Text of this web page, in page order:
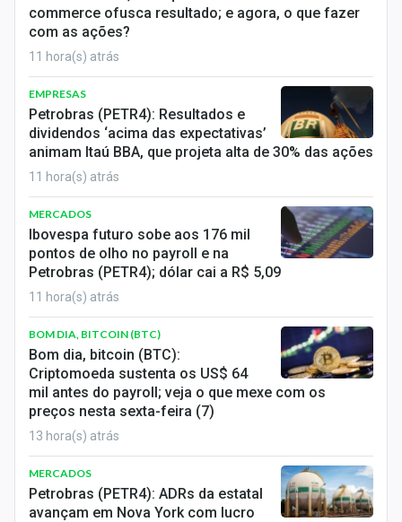
commerce ofusca resultado; e agora, o que fazer
com as ações?
11 hora(s) atrás
EMPRESAS
Petrobras (PETR4): Resultados e
dividendos ‘acima das expectativas’
animam Itaú BBA, que projeta alta de 30% das ações
11 hora(s) atrás
MERCADOS
Ibovespa futuro sobe aos 176 mil
pontos de olho no payroll e na
Petrobras (PETR4); dólar cai a R$ 5,09
11 hora(s) atrás
BOM DIA, BITCOIN (BTC)
Bom dia, bitcoin (BTC):
Criptomoeda sustenta os US$ 64
mil antes do payroll; veja o que mexe com os
preços nesta sexta-feira (7)
13 hora(s) atrás
MERCADOS
Petrobras (PETR4): ADRs da estatal
avançam em Nova York com lucro